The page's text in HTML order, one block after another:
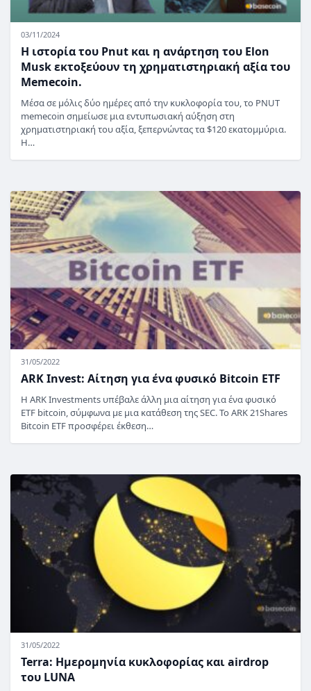
03/11/2024
Η ιστορία του Pnut και η ανάρτηση του Elon
Musk εκτοξεύουν τη χρηματιστηριακή αξία του
Memecoin.
Μέσα σε μόλις δύο ημέρες από την κυκλοφορία του, το PNUT
memecoin σημείωσε μια εντυπωσιακή αύξηση στη
χρηματιστηριακή του αξία, ξεπερνώντας τα $120 εκατομμύρια.
Η…
31/05/2022
ARK Invest: Αίτηση για ένα φυσικό Bitcoin ETF
Η ARK Investments υπέβαλε άλλη μια αίτηση για ένα φυσικό
ETF bitcoin, σύμφωνα με μια κατάθεση της SEC. Το ARK 21Shares
Bitcoin ETF προσφέρει έκθεση…
31/05/2022
Terra: Ημερομηνία κυκλοφορίας και airdrop
του LUNA